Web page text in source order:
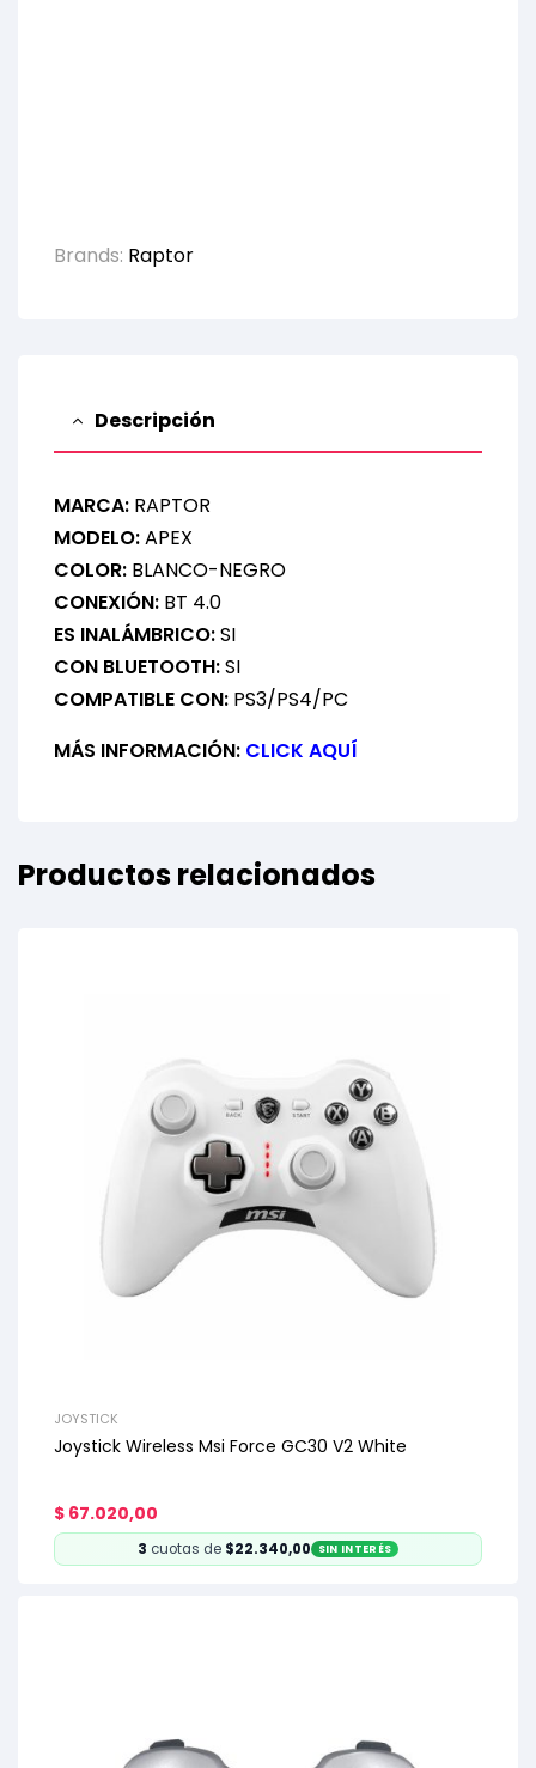
Brands: Raptor
Descripción
MARCA: RAPTOR
MODELO:APEX
COLOR: BLANCO-NEGRO
CONEXIÓN: BT 4.0
ES INALÁMBRICO:SI
CON BLUETOOTH:SI
COMPATIBLE CON: PS3/PS4/PC
MÁS INFORMACIÓN: CLICK AQUÍ
Productos relacionados
JOYSTICK
Joystick Wireless Msi Force GC30 V2 White
$ 67.020,00
3 cuotas de $22.340,00 SIN INTERÉS